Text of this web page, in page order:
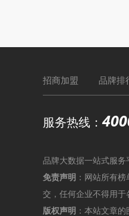
招商加盟 品牌排
服务热线：
品牌大数据一站式服务
免责声明 ：网站所有
交，任何企业不得用于
版权声明 ：本站文章